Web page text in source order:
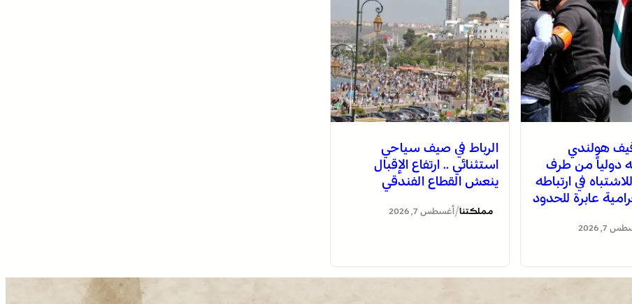
هولندي
دولياً من طرف
في ارتباطه
عابرة للحدود
7, 2026
الرباط في صيف سياحي
استثنائي .. ارتفاع الإقبال
ينعش القطاع الفندقي
مملكتنا/أغسطس 7, 2026